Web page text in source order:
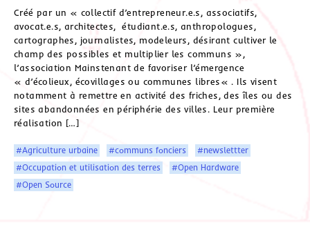
Créé par un « collectif d’entrepreneur.e.s, associatifs,
avocat.e.s, architectes, étudiant.e.s, anthropologues,
cartographes, journalistes, modeleurs, désirant cultiver le
champ des possibles et multiplier les communs »,
l’association Mainstenant de favoriser l’émergence
« d’écolieux, écovillages ou communes libres« . Ils visent
notamment à remettre en activité des friches, des îles ou des
sites abandonnées en périphérie des villes. Leur première
réalisation […]
#Agriculture urbaine #communs fonciers
#newslettter
#Occupation et utilisation des terres
#Open Hardware
#Open Source